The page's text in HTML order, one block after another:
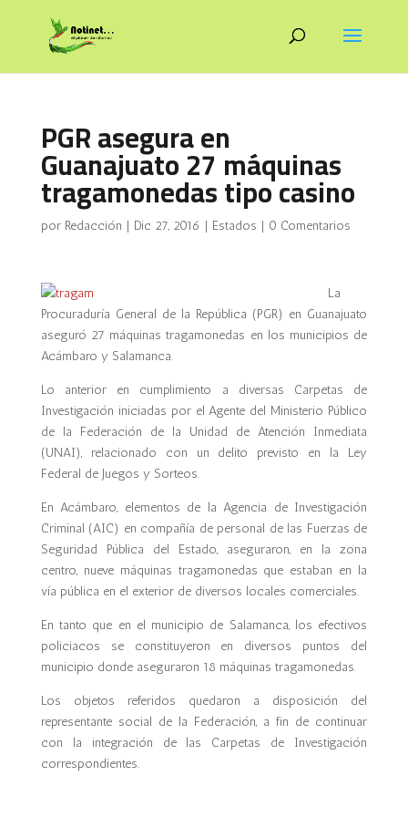
PGR asegura en
Guanajuato 27 máquinas
tragamonedas tipo casino
por Redacción | Dic 27, 2016 | Estados | 0 Comentarios
La
Procuraduría General de la República (PGR) en Guanajuato
aseguró 27 máquinas tragamonedas en los municipios de
Acámbaro y Salamanca.
Lo anterior en cumplimiento a diversas Carpetas de
Investigación iniciadas por el Agente del Ministerio Público
de la Federación de la Unidad de Atención Inmediata
(UNAI), relacionado con un delito previsto en la Ley
Federal de Juegos y Sorteos.
En Acámbaro, elementos de la Agencia de Investigación
Criminal (AIC) en compañía de personal de las Fuerzas de
Seguridad Pública del Estado, aseguraron, en la zona
centro, nueve máquinas tragamonedas que estaban en la
vía pública en el exterior de diversos locales comerciales.
En tanto que en el municipio de Salamanca, los efectivos
policiacos se constituyeron en diversos puntos del
municipio donde aseguraron 18 máquinas tragamonedas.
Los objetos referidos quedaron a disposición del
representante social de la Federación, a fin de continuar
con la integración de las Carpetas de Investigación
correspondientes.